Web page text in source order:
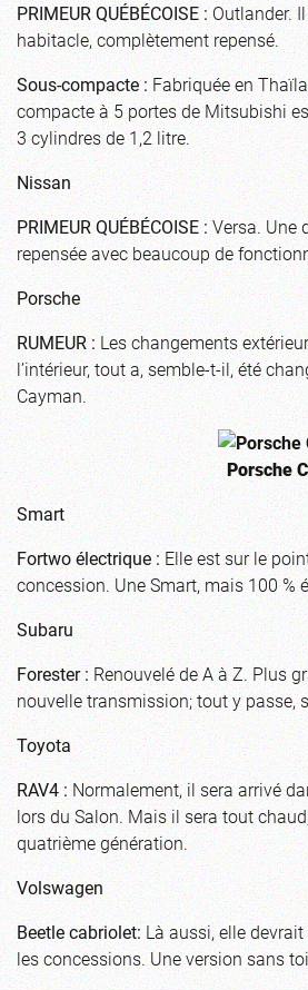
PRIMEUR QUÉBÉCOISE :Outlander.
habitacle, complètement repensé.
Sous-compacte : Fabriquée en
compacte à 5 portes de Mitsubishi
3 cylindres de 1,2 litre.
Nissan
PRIMEUR QUÉBÉCOISE :Versa. Une
repensée avec beaucoup de
Porsche
RUMEUR :Les changements
l’intérieur, tout a, semble-t-il, été
Cayman.
Porsche
Smart
Fortwo électrique :Elle est sur le
concession. Une Smart, mais 100 %
Subaru
Forester :Renouvelé de A à Z. Plus
nouvelle transmission; tout y passe,
Toyota
RAV4 :Normalement, il sera arrivé
lors du Salon. Mais il sera tout
quatrième génération.
Volswagen
Beetle cabriolet:Là aussi, elle
les concessions. Une version sans